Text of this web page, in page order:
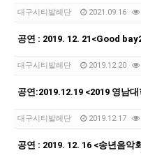
대구시티발레단 2021.09.16
대구시티발레단 2019.12.20
대구시티발레단 2019.12.17